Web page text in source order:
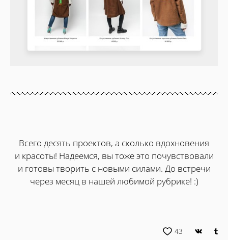
Всего десять проектов, а сколько вдохновения
и красоты! Надеемся, вы тоже это почувствовали
и готовы творить с новыми силами. До встречи
через месяц в нашей любимой рубрике! :)
43